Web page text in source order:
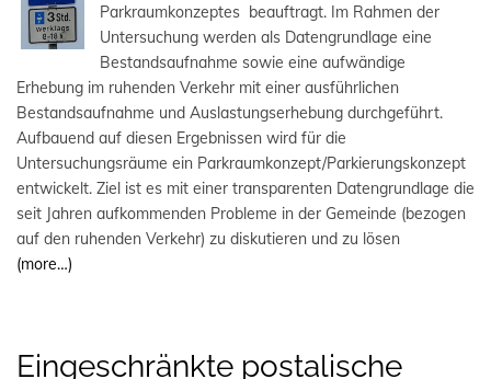
Parkraumkonzeptes beauftragt. Im Rahmen der
Untersuchung werden als Datengrundlage eine
Bestandsaufnahme sowie eine aufwändige
Erhebung im ruhenden Verkehr mit einer ausführlichen
Bestandsaufnahme und Auslastungserhebung durchgeführt.
Aufbauend auf diesen Ergebnissen wird für die
Untersuchungsräume ein Parkraumkonzept/Parkierungskonzept
entwickelt. Ziel ist es mit einer transparenten Datengrundlage die
seit Jahren aufkommenden Probleme in der Gemeinde (bezogen
auf den ruhenden Verkehr) zu diskutieren und zu lösen
(more…)
Eingeschränkte postalische